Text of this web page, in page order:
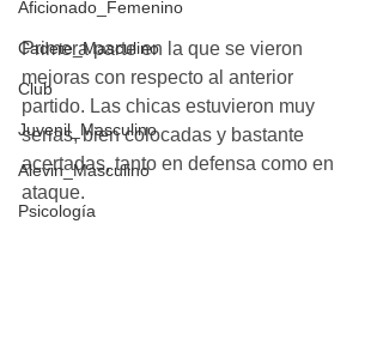
Aficionado_Femenino
Cadete_Masculino
Club
Juvenil_Masculino
Alevin_Masculino
Psicología
Primera parte en la que se vieron
mejoras con respecto al anterior
partido. Las chicas estuvieron muy
serias, bien colocadas y bastante
acertadas, tanto en defensa como en
ataque.